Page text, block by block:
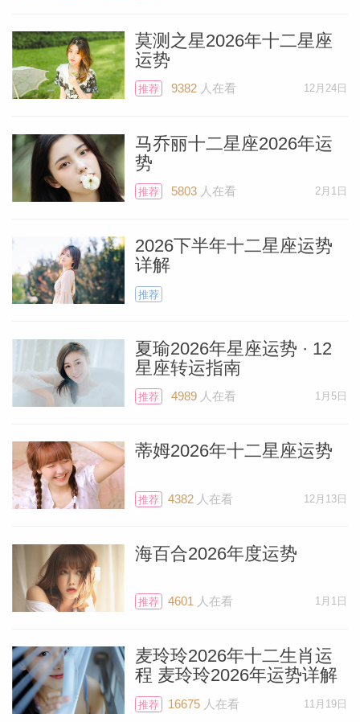
静电鱼 处女座2026年1月运势
本月你的健康状况与情绪安全感和规律的身
中在家庭宫，情绪上的波动会直接影响你的
身体健康。建议你花时间整理和美化你的居
住环境，创造一个宁静的港湾。家庭的和谐
在第五宫，是进行有...[阅读全文]
静电鱼 天秤座2026年1月运势
本月你的健康状况与神经系统的放松和家庭
环境的和谐紧密相关。关注神经系统：沟通
和信息超载（第三宫）容易让你的神经系统
处于紧绷状态。建议你进行数字排毒，减少
无效社交，并通过短途出行来转换心情。情
绪健康：火星在家庭宫可能引发你对安全
静电鱼 天蝎座2026年1月运势
奏紧密相关。精神压力：火星在沟通宫会使
得你的思维活动非常密集，容易造成精神过
度紧张、失眠或肩颈酸痛。建议你利用冥
莫测之星2026年十二星座
运势
推荐 9382人在看 12月24日
马乔丽十二星座2026年运
势
推荐 5803人在看 2月1日
2026下半年十二星座运势
详解
推荐
夏瑜2026年星座运势 · 12
星座转运指南
推荐 4989人在看 1月5日
蒂姆2026年十二星座运势
推荐 4382人在看 12月13日
海百合2026年度运势
推荐 4601 人在看 1月1日
麦玲玲2026年十二生肖运
程 麦玲玲2026年运势详解
推荐 16675人在看 11月19日